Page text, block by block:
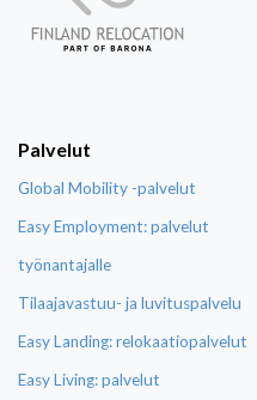
Palvelut
Global Mobility -palvelut
Easy Employment: palvelut
työnantajalle
Tilaajavastuu- ja luvituspalvelu
Easy Landing: relokaatiopalvelut
Easy Living: palvelut